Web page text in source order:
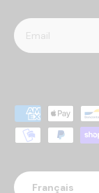
Moyens de
Langue
Français